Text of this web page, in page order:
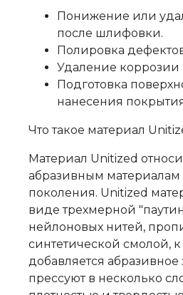
Понижение или
после шлифовки.
Полировка
Удаление коррозии
Подготовка
нанесения
Что такое материал
Материал Unitized
абразивным материалам
поколения. Unitized
виде трехмерной
нейлоновых нитей,
синтетической смолой, к
добавляется абразивное
прессуют в несколько